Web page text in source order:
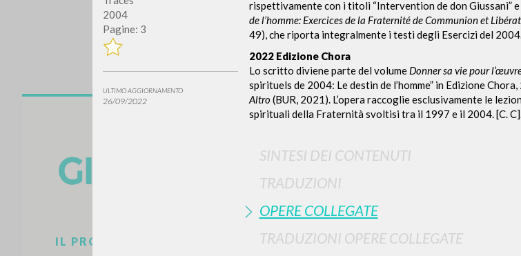
2004
Pagine: 3
ULTIMO AGGIORNAMENTO
26/09/2022
rispettivamente con i titoli “Intervention de don Giussani”
de l’homme: Exercices de la Fraternité de Communion et
49), che riporta integralmente i testi degli Esercizi del
2022 Edizione Chora
Lo scritto diviene parte del volume Donner sa vie pour
spirituels de 2004: Le destin de l’homme” in Edizione
Altro (BUR, 2021). L’opera raccoglie esclusivamente le
spirituali della Fraternità svoltisi tra il 1997 e il 2004. [C.
SINTESI DEI CONTENUTI
TRADUZIONI
OPERE COLLEGATE
TRADUZIONI OPERE COLLEGATE
Vuoi risultati ancora più precisi? Utilizza la
0 DOCUMENTI
TIPOLOGIA OPERA LINGUA